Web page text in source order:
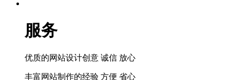
服务
优质的网站设计创意 诚信 放心
丰富网站制作的经验 方便 省心